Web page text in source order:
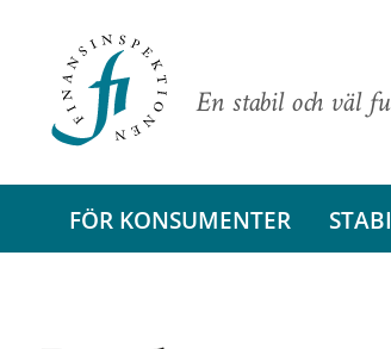
En stabil och väl
FÖR KONSUMENTER